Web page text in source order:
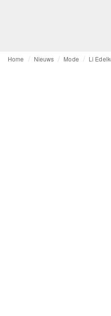
Home Nieuws Mode